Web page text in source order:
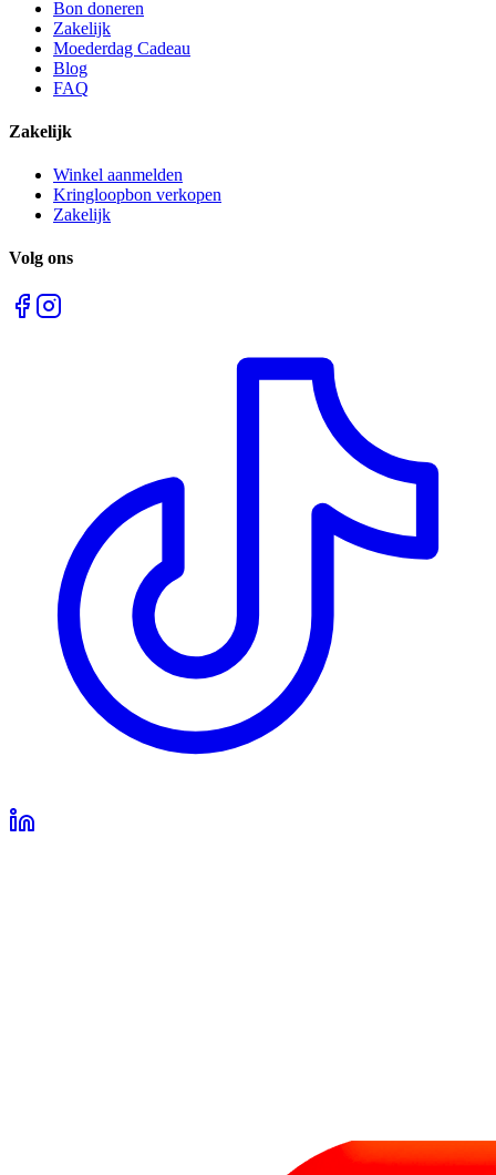
Bon doneren
Zakelijk
Moederdag Cadeau
Blog
FAQ
Zakelijk
Winkel aanmelden
Kringloopbon verkopen
Zakelijk
Volg ons